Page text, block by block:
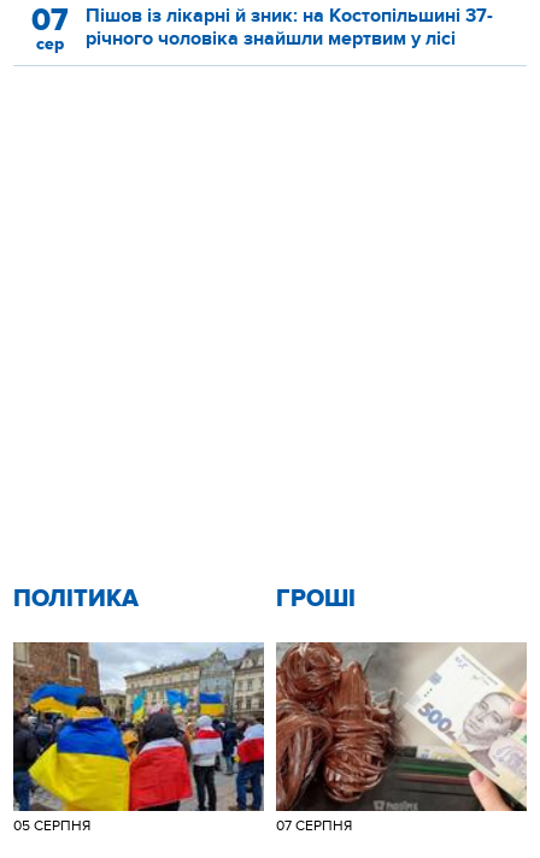
07
сер
Пішов із лікарні й зник: на Костопільшині 37-
річного чоловіка знайшли мертвим у лісі
ПОЛІТИКА
05 СЕРПНЯ
ГРОШІ
07 СЕРПНЯ